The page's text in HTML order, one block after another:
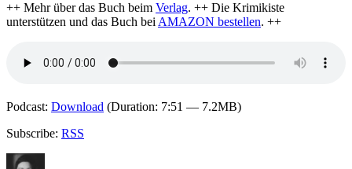
++ Mehr über das Buch beim Verlag. ++ Die Krimikiste
unterstützen und das Buch bei AMAZON bestellen. ++
Podcast: Download (Duration: 7:51 — 7.2MB)
Subscribe: RSS